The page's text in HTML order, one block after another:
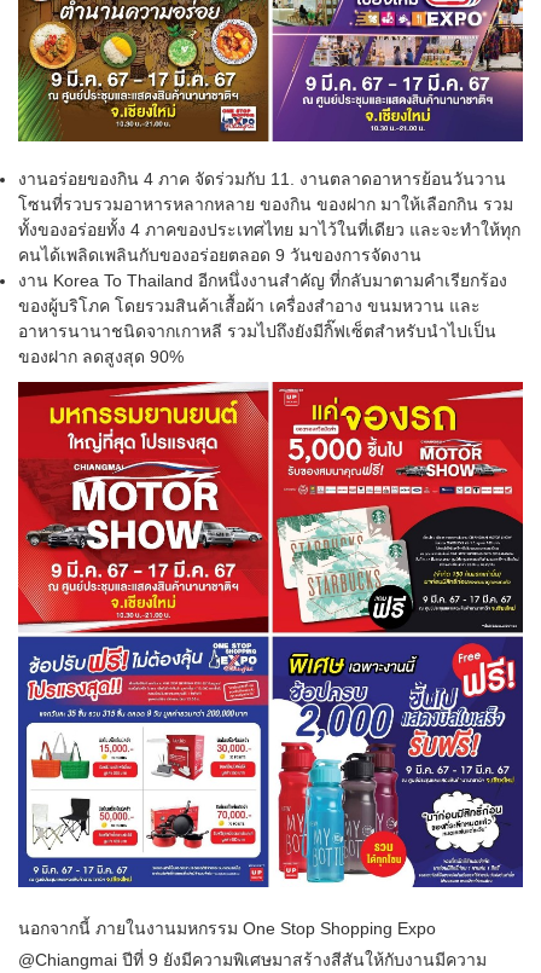
งานอร่อยของกิน 4 ภาค จัดร่วมกับ 11. งานตลาดอาหารย้อนวันวาน
โซนที่รวบรวมอาหารหลากหลาย ของกิน ของฝาก มาให้เลือกกิน รวม
ทั้งของอร่อยทั้ง 4 ภาคของประเทศไทย มาไว้ในที่เดียว และจะทำให้ทุก
คนได้เพลิดเพลินกับของอร่อยตลอด 9 วันของการจัดงาน
งาน Korea To Thailand อีกหนึ่งงานสำคัญ ที่กลับมาตามคำเรียกร้อง
ของผู้บริโภค โดยรวมสินค้าเสื้อผ้า เครื่องสำอาง ขนมหวาน และ
อาหารนานาชนิดจากเกาหลี รวมไปถึงยังมีกิ๊ฟเซ็ตสำหรับนำไปเป็น
ของฝาก ลดสูงสุด 90%
นอกจากนี้ ภายในงานมหกรรม One Stop Shopping Expo
@Chiangmai ปีที่ 9 ยังมีความพิเศษมาสร้างสีสันให้กับงานมีความ